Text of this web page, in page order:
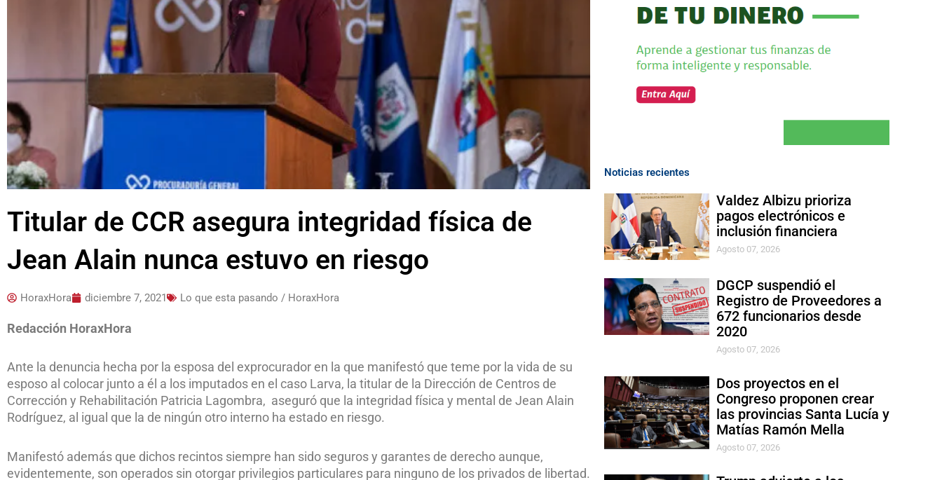
Titular de CCR asegura integridad física de
Jean Alain nunca estuvo en riesgo
HoraxHora diciembre 7, 2021 Lo que esta pasando / HoraxHora
Redacción HoraxHora
Ante la denuncia hecha por la esposa del exprocurador en la que manifestó que teme por la vida de su
esposo al colocar junto a él a los imputados en el caso Larva, la titular de la Dirección de Centros de
Corrección y Rehabilitación Patricia Lagombra, aseguró que la integridad física y mental de Jean Alain
Rodríguez, al igual que la de ningún otro interno ha estado en riesgo.
Manifestó además que dichos recintos siempre han sido seguros y garantes de derecho aunque,
evidentemente, son operados sin otorgar privilegios particulares para ninguno de los privados de libertad.
Noticias recientes
Valdez Albizu prioriza
pagos electrónicos e
inclusión financiera
Agosto 07, 2026
DGCP suspendió el
Registro de Proveedores a
672 funcionarios desde
2020
Agosto 07, 2026
Dos proyectos en el
Congreso proponen crear
las provincias Santa Lucía y
Matías Ramón Mella
Agosto 07, 2026